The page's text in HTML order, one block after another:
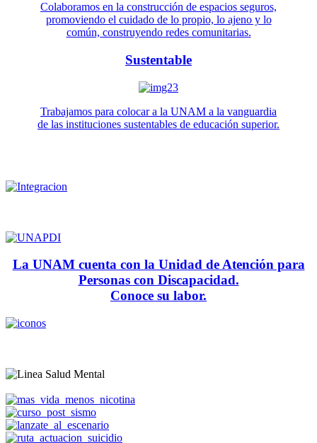
Colaboramos en la construcción de espacios seguros,
promoviendo el cuidado de lo propio, lo ajeno y lo
común, construyendo redes comunitarias.
Sustentable
Trabajamos para colocar a la UNAM a la vanguardia
de las instituciones sustentables de educación superior.
La UNAM cuenta con la Unidad de Atención para
Personas con Discapacidad.
Conoce su labor.